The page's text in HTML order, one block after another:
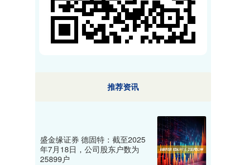
推荐资讯
盛金缘证券 德固特：截至2025
年7月18日，公司股东户数为
25899户